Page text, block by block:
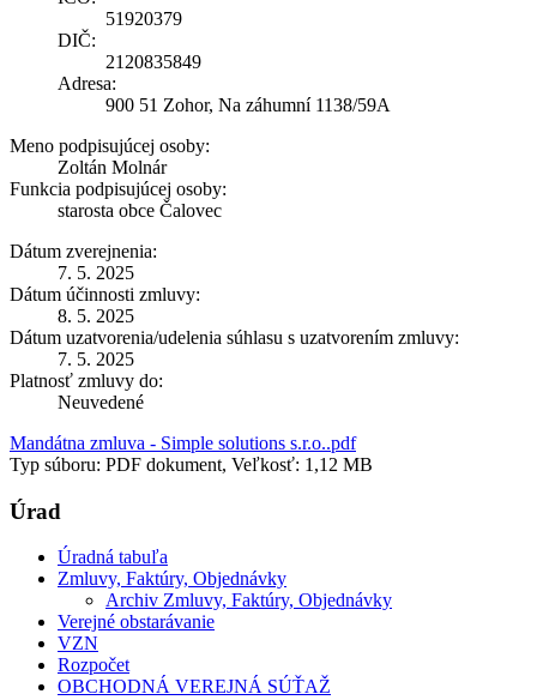
51920379
DIČ:
2120835849
Adresa:
900 51 Zohor, Na záhumní 1138/59A
Meno podpisujúcej osoby:
Zoltán Molnár
Funkcia podpisujúcej osoby:
starosta obce Čalovec
Dátum zverejnenia:
7. 5. 2025
Dátum účinnosti zmluvy:
8. 5. 2025
Dátum uzatvorenia/udelenia súhlasu s uzatvorením zmluvy:
7. 5. 2025
Platnosť zmluvy do:
Neuvedené
Mandátna zmluva - Simple solutions s.r.o..pdf
Typ súboru: PDF dokument, Veľkosť: 1,12 MB
Úrad
Úradná tabuľa
Zmluvy, Faktúry, Objednávky
Archiv Zmluvy, Faktúry, Objednávky
Verejné obstarávanie
VZN
Rozpočet
OBCHODNÁ VEREJNÁ SÚŤAŽ